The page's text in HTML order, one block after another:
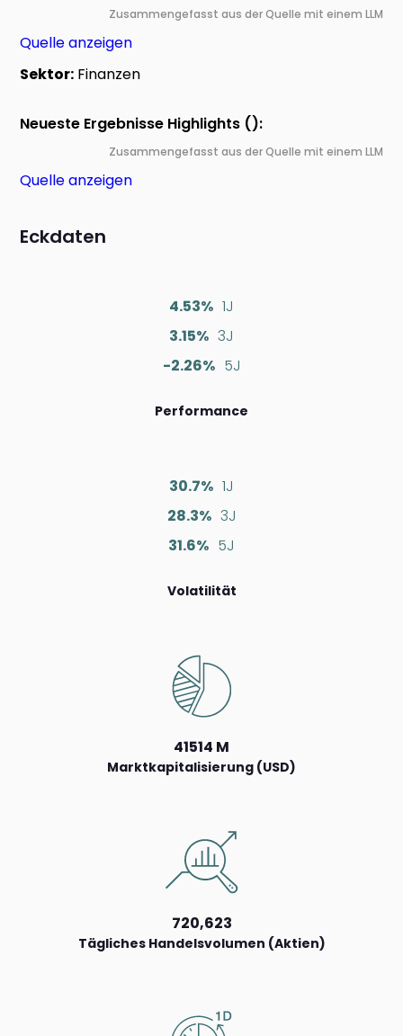
Zusammengefasst aus der Quelle mit einem LLM
Quelle anzeigen
Sektor: Finanzen
Neueste Ergebnisse Highlights ():
Zusammengefasst aus der Quelle mit einem LLM
Quelle anzeigen
Eckdaten
4.53% 1J
3.15% 3J
-2.26% 5J
Performance
30.7% 1J
28.3% 3J
31.6% 5J
Volatilität
41514 M
Marktkapitalisierung (USD)
720,623
Tägliches Handelsvolumen (Aktien)